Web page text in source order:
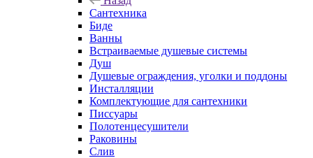
Сантехника
Биде
Ванны
Встраиваемые душевые системы
Душ
Душевые ограждения, уголки и поддоны
Инсталляции
Комплектующие для сантехники
Писсуары
Полотенцесушители
Раковины
Слив